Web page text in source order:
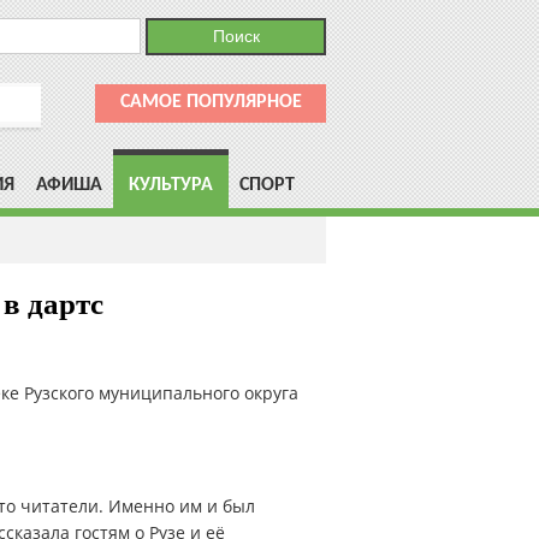
САМОЕ ПОПУЛЯРНОЕ
АФИША КУЛЬТУРА СПОРТ
дартс
Рузского муниципального округа
читатели. Именно им и был
гостям о Рузе и её